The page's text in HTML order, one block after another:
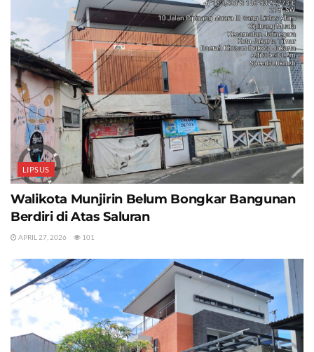
LIPSUS
Walikota Munjirin Belum Bongkar Bangunan
Berdiri di Atas Saluran
APRIL 27, 2026 101